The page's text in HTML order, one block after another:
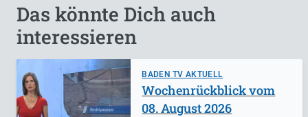
Das könnte Dich auch
interessieren
BADEN TV AKTUELL
Wochenrückblick vom
08. August 2026